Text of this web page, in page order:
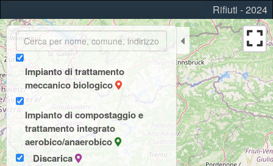
Rifiuti - 2024
Impianto di trattamento
meccanico biologico
Impianto di compostaggio e
trattamento integrato
aerobico/anaerobico
Discarica